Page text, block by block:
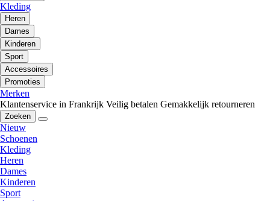
Kleding
Heren
Dames
Kinderen
Sport
Accessoires
Promoties
Merken
Klantenservice in Frankrijk Veilig betalen Gemakkelijk retourneren
Zoeken
Nieuw
Schoenen
Kleding
Heren
Dames
Kinderen
Sport